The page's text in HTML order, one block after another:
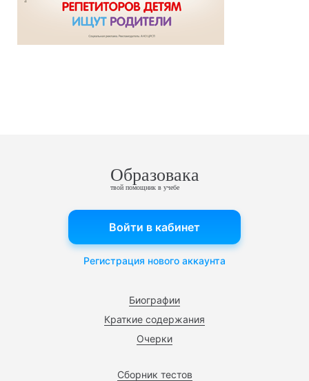
Образовака
твой помощник в учебе
Биографии
Краткие содержания
Очерки
Сборник тестов
Войти в кабинет
Регистрация нового аккаунта